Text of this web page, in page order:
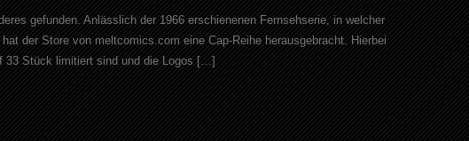
gefunden. Anlässlich der 1966 erschienenen Fernsehserie, in welcher
der Store von meltcomics.com eine Cap-Reihe herausgebracht. Hierbei
33 Stück limitiert sind und die Logos […]